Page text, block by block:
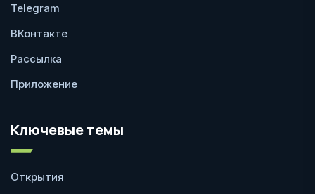
Telegram
ВКонтакте
Рассылка
Приложение
Ключевые темы
Открытия